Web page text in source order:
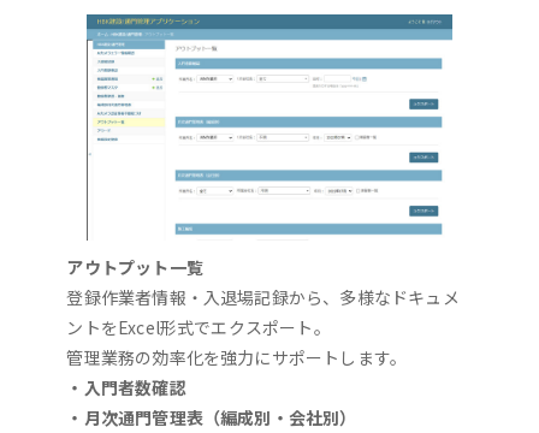
アウトプット一覧
登録作業者情報・入退場記録から、多様なドキュメ
ントをExcel形式でエクスポート。
管理業務の効率化を強力にサポートします。
・入門者数確認
・月次通門管理表（編成別・会社別）